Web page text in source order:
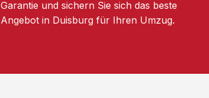
Garantie und sichern Sie sich das beste
Angebot in Duisburg für Ihren Umzug.